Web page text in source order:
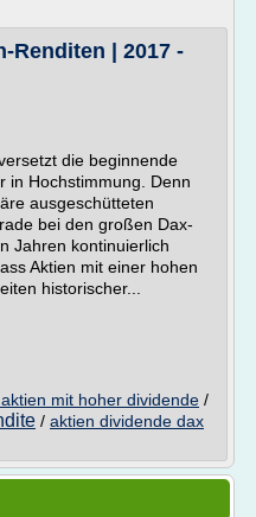
Renditen | 2017 -
die beginnende
in Hochstimmung. Denn
ausgeschütteten
bei den großen Dax-
Jahren kontinuierlich
Aktien mit einer hohen
historischer...
mit hoher dividende /
/ aktien dividende dax